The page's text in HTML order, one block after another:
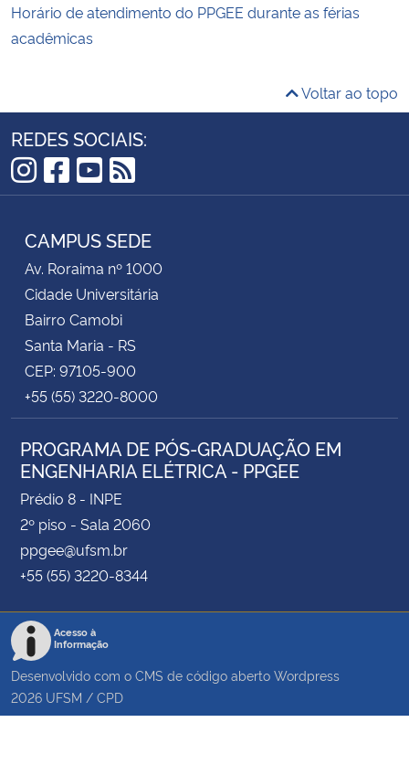
Horário de atendimento do PPGEE durante as férias
acadêmicas
Voltar ao topo
REDES SOCIAIS:
Instagram
Facebook
YouTube
RSS
CAMPUS SEDE
Av. Roraima nº 1000
Cidade Universitária
Bairro Camobi
Santa Maria - RS
CEP: 97105-900
+55 (55) 3220-8000
PROGRAMA DE PÓS-GRADUAÇÃO EM
ENGENHARIA ELÉTRICA - PPGEE
Prédio 8 - INPE
2º piso - Sala 2060
ppgee@ufsm.br
+55 (55) 3220-8344
Acesso à
Informação
Desenvolvido com o CMS de código aberto Wordpress
2026 UFSM / CPD